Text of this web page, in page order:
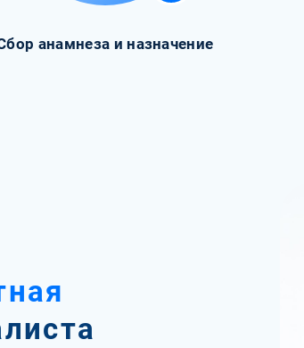
анамнеза и назначение